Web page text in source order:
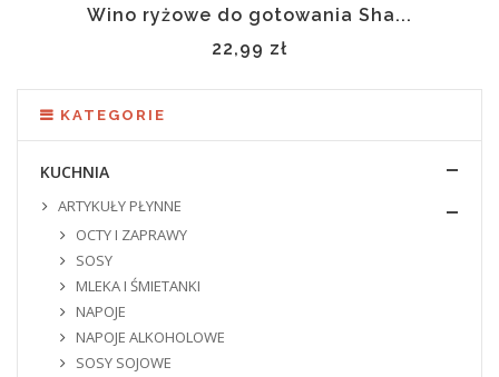
Wino ryżowe do gotowania Sha...
22,99 zł
KATEGORIE
KUCHNIA
ARTYKUŁY PŁYNNE
OCTY I ZAPRAWY
SOSY
MLEKA I ŚMIETANKI
NAPOJE
NAPOJE ALKOHOLOWE
SOSY SOJOWE